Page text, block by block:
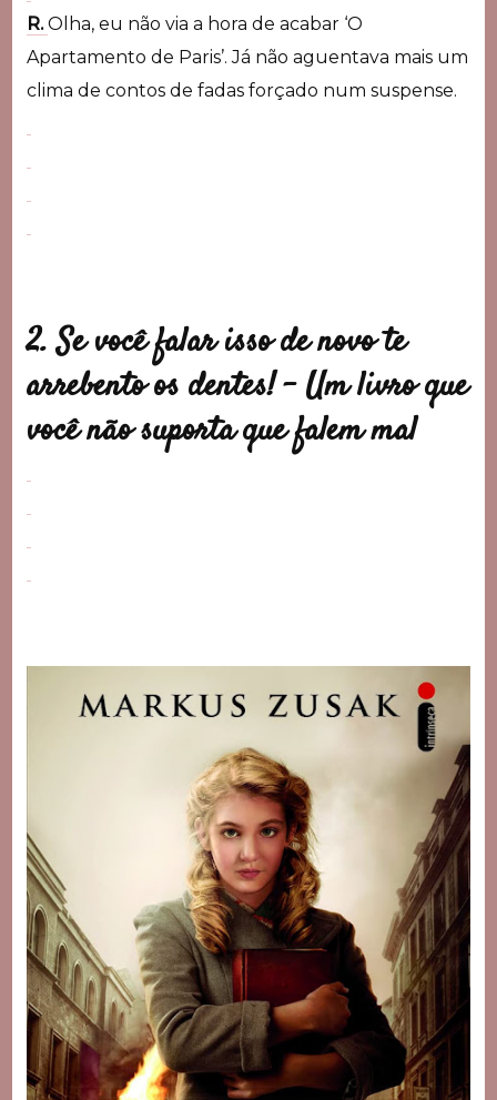
R.Olha, eu não via a hora de acabar ‘O
Apartamento de Paris’. Já não aguentava mais um
clima de contos de fadas forçado num suspense.
2. Se você falar isso de novo te
arrebento os dentes! – Um livro que
você não suporta que falem mal